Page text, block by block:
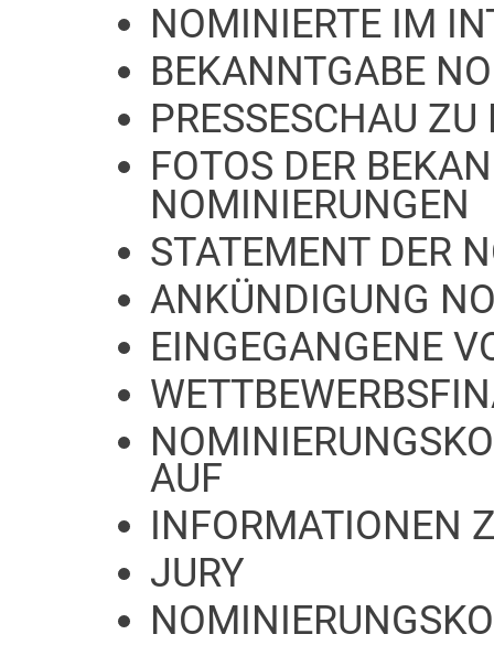
NOMINIERTE IM
BEKANNTGABE
PRESSESCHAU
FOTOS DER
NOMINIERUNGEN
STATEMENT DER
ANKÜNDIGUNG
EINGEGANGENE
AUF
INFORMATIONEN
JURY